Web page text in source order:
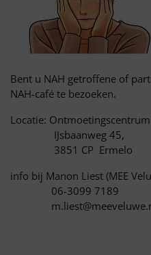
Bent u NAH getroffene of
NAH-café te bezoeken.
Locatie:
IJsbaanweg 45,
3851 CP Ermelo
info bij Manon Liest (MEE
06-3099 7189